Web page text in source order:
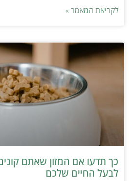
לקריאת המאמר »
כך תדעו אם המזון שאתם
לבעל החיים שלכם